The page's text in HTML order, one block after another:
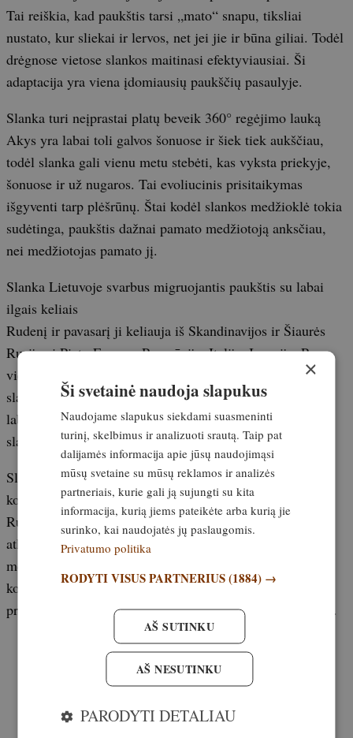
Tai reiškia, kad paukštis tarsi „mato“ snapu, tiksliai
nustato, kur sliekai ir lervos, net jei jie ir būna giliai. Todėl
drėgnose vietose slankos maitinasi efektyviausiai. Ši
adaptacija yra viena įdomiausių paukščių pasaulyje.
Slanka turi neįprastai platų beveik 360° regėjimo lauką
Akys yra labai toli galvos šonuose ir šiek tiek aukščiau,
todėl slanka gali vienu metu stebėti, kas vyksta priekyje,
šonuose ir už nugaros. Tai evoliucinis prisitaikymas
išgyventi tarp plėšrūnų. Štai kodėl slankos medžioklė tokia
sudėtinga, paukštis dažnai pamato medžiotoją anksčiau,
nei medžiotojas pamato jį.
Slanka Lietuvoje svarbus migruojantis paukštis su labai
ilgais keliais
Rudenį ir pavasarį ji keliauja iš Skandinavijos ir Šiaurės
Rusijos į Pietų Europą, Prancūziją, Italiją, Ispaniją. Per
vieną naktį gali nuskristi kelis šimtus kilometrų. Rudenį
slankų koncentracija gali būti didelė, bet jų pasirodymas
labai nenuspėjamas, jos migruoja pavieniui. Tai rudeninę
slankų medžioklę paverčia iššūkiu.
Slankos plunksnų raštas vienas geriausių maskuojamųjų
kostiumų gamtoje
Rudi, rusvi, juodi ir kreminiai tonai beveik idealiai
atkartoja miško paklotę. Slanka, stovėdama vos už kelių
metrų, dažnai lieka nematoma. Raštas taip suskaido kūno
kontūrus, kad paukštis susilieja su aplinka. Tai dar viena
priežastis, kodėl rudenį be paukštšunio ją rasti taip sunku.
×
Ši svetainė naudoja slapukus
Naudojame slapukus siekdami suasmeninti
turinį, skelbimus ir analizuoti srautą. Taip pat
dalijamės informacija apie jūsų naudojimąsi
mūsų svetaine su mūsų reklamos ir analizės
partneriais, kurie gali ją sujungti su kita
informacija, kurią jiems pateikėte arba kurią jie
surinko, kai naudojatės jų paslaugomis.
Privatumo politika
RODYTI VISUS PARTNERIUS(1884) →
AŠ SUTINKU
AŠ NESUTINKU
PARODYTI DETALIAU